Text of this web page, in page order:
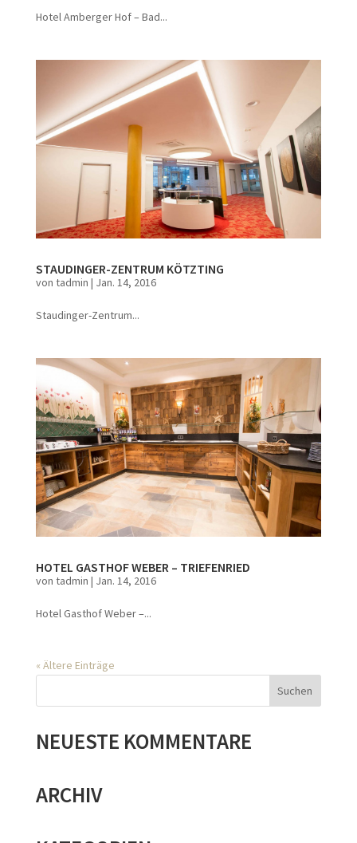
Hotel Amberger Hof – Bad...
STAUDINGER-ZENTRUM KÖTZTING
von tadmin | Jan. 14, 2016
Staudinger-Zentrum...
HOTEL GASTHOF WEBER – TRIEFENRIED
von tadmin | Jan. 14, 2016
Hotel Gasthof Weber –...
« Ältere Einträge
NEUESTE KOMMENTARE
ARCHIV